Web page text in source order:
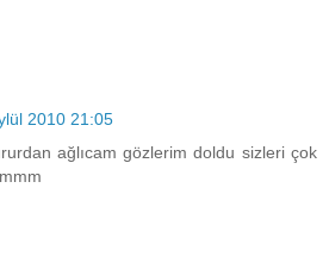
2010 21:05
ağlıcam gözlerim doldu sizleri çok